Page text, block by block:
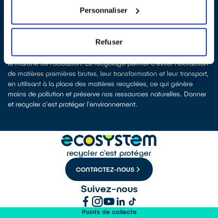
Personnaliser
Refuser
Recycler, c’est économiser les ressources et réduire l’impact
environnemental
La fabrication d’appareils électriques neufs est génératrice de
pollution et consommatrice de ressources naturelles. Le don
permet d’éviter la production de nouveaux produits en alimentant
le marché de l'occasion. Le recyclage permet d'éviter l'extraction
de matières premières brutes, leur transformation et leur transport,
en utilisant à la place des matières recyclées, ce qui génère
moins de pollution et préserve nos ressources naturelles. Donner
et recycler c'est protéger l'environnement.
CONTACTEZ-NOUS
Suivez-nous
Points de collecte